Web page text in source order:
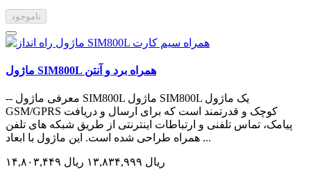
ناموجود
ماژول SIM800L همراه برد و آنتن
-- معرفی ماژول SIM800L ماژول SIM800L یک ماژول
GSM/GPRS کوچک و قدرتمند است که برای ارسال و دریافت
پیامک، تماس تلفنی و ارتباطات اینترنتی از طریق شبکه های تلفن
همراه طراحی شده است. این ماژول با ابعاد ...
۱۴,۸۰۳,۴۴۹ ریال ۱۳,۸۳۴,۹۹۹ ریال